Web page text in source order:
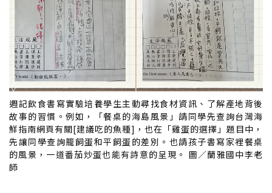
週記飲食書寫實驗培養學生主動尋找食材資訊、了解產地背後
故事的習慣。例如，「餐桌的海島風景」請同學先查詢台灣海
鮮指南網頁有關[建議吃的魚種]，也在「雞蛋的選擇」題目中，
先讓同學查詢籠飼蛋和平飼蛋的差別。也請孩子書寫家裡餐桌
的風景，一道番茄炒蛋也能有詩意的呈現。 圖／蘭雅國中李老
師